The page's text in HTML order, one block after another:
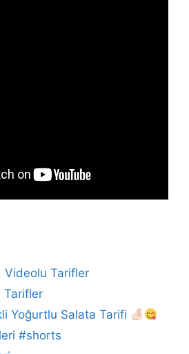
Videolu Tarifler
Tarifler
Yoğurtlu Salata Tarifi
#shorts